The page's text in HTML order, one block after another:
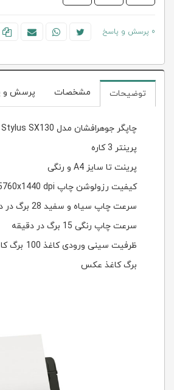
0 پرسش و پاسخ
توضیحات مشخصات پرسش و
چاپگر جوهرافشان مدل SX130
پرینتر 3 کاره
پرینت تا سایز A4 و رنگی
کیفیت رزولوشن چاپ dpi
سرعت چاپ سیاه و سفید 28 برگ در دقیقه
سرعت چاپ رنگی 15 برگ در دقیقه
برگ کاغذ عکس